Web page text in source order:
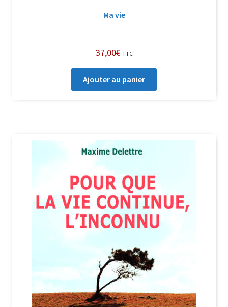
Ma vie
37,00€ TTC
Ajouter au panier